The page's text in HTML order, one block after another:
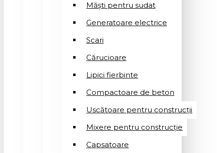
Măști pentru sudat
Generatoare electrice
Scari
Cărucioare
Lipici fierbinte
Compactoare de beton
Uscătoare pentru construcții
Mixere pentru construcție
Capsatoare